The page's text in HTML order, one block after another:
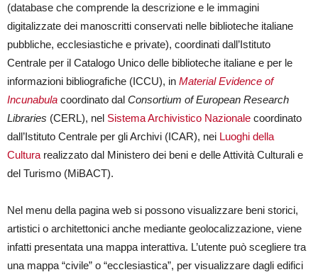
(database che comprende la descrizione e le immagini
digitalizzate dei manoscritti conservati nelle biblioteche italiane
pubbliche, ecclesiastiche e private), coordinati dall’Istituto
Centrale per il Catalogo Unico delle biblioteche italiane e per le
informazioni bibliografiche (ICCU), in Material Evidence of
Incunabula coordinato dal Consortium of European Research
Libraries (CERL), nel Sistema Archivistico Nazionale coordinato
dall’Istituto Centrale per gli Archivi (ICAR), nei Luoghi della
Cultura realizzato dal Ministero dei beni e delle Attività Culturali e
del Turismo (MiBACT).
Nel menu della pagina web si possono visualizzare beni storici,
artistici o architettonici anche mediante geolocalizzazione, viene
infatti presentata una mappa interattiva. L’utente può scegliere tra
una mappa “civile” o “ecclesiastica”, per visualizzare dagli edifici